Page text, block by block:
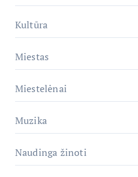
Kultūra
Miestas
Miestelėnai
Muzika
Naudinga žinoti